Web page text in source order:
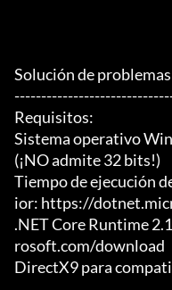
Solución de problemas
Requisitos:
Sistema operativo
(¡NO admite 32 bits!)
Tiempo de ejecución
ior: https://
.NET Core Runtime
rosoft.com/download
DirectX9 para